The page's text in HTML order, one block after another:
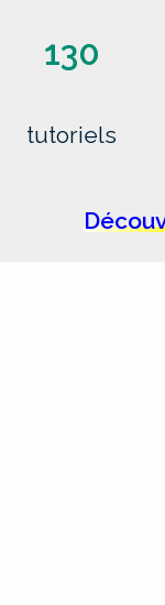
130
tutoriels